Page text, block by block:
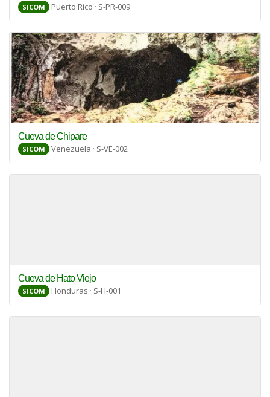
SICOM Puerto Rico · S-PR-009
Cueva de Chipare
SICOM Venezuela · S-VE-002
Cueva de Hato Viejo
SICOM Honduras · S-H-001